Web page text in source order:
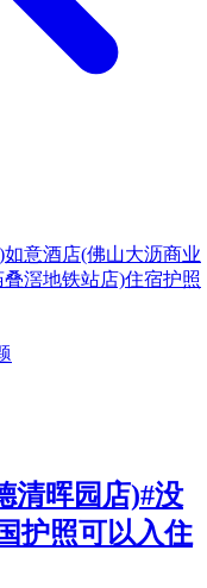
如意酒店(佛山大沥商业
滘地铁站店)住宿护照
清晖园店)#没
护照可以入住